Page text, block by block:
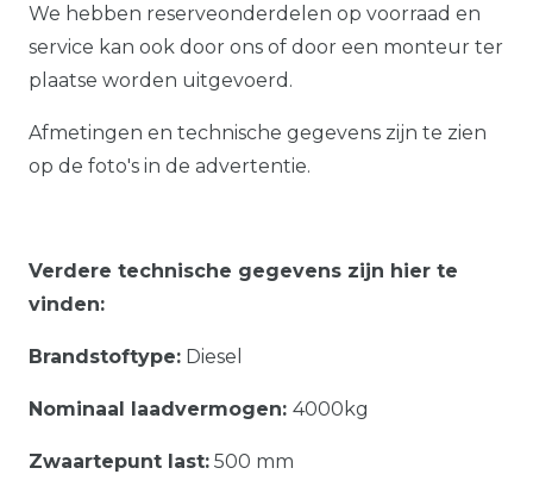
We hebben reserveonderdelen op voorraad en
service kan ook door ons of door een monteur ter
plaatse worden uitgevoerd.
Afmetingen en technische gegevens zijn te zien
op de foto's in de advertentie.
Verdere technische gegevens zijn hier te
vinden:
Brandstoftype: Diesel
Nominaal laadvermogen: 4000kg
Zwaartepunt last: 500 mm